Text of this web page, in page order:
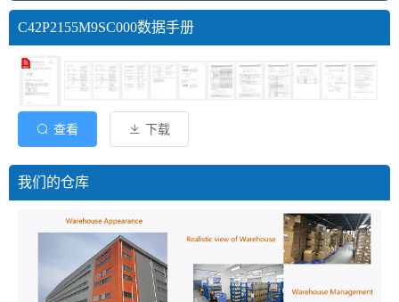
C42P2155M9SC000数据手册
查看 下载
我们的仓库